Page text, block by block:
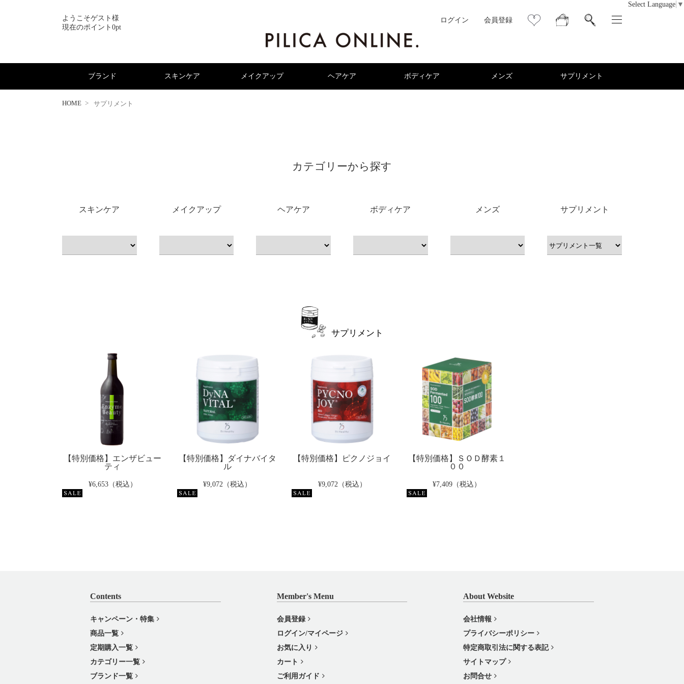
Select Language ▼
ようこそゲスト様
現在のポイント0pt
ログイン 会員登録
ブランド スキンケア メイクアップ ヘアケア ボディケア メンズ サプリメント
HOME サプリメント
カテゴリーから探す
スキンケア メイクアップ ヘアケア ボディケア メンズ サプリメント
サプリメント
【特別価格】エンザビュー
ティ
¥6,653（税込）
【特別価格】ダイナバイタ
ル
¥9,072（税込）
【特別価格】ピクノジョイ
¥9,072（税込）
【特別価格】ＳＯＤ酵素１
００
¥7,409（税込）
Contents
キャンペーン・特集
商品一覧
定期購入一覧
カテゴリー一覧
ブランド一覧
Member's Menu
会員登録
ログイン/マイページ
お気に入り
カート
ご利用ガイド
About Website
会社情報
プライバシーポリシー
特定商取引法に関する表記
サイトマップ
お問合せ